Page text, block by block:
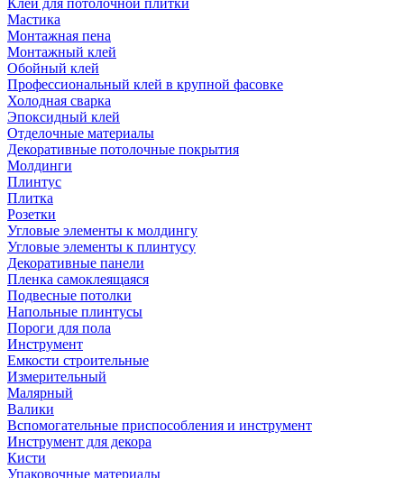
Клей для потолочной плитки
Мастика
Монтажная пена
Монтажный клей
Обойный клей
Профессиональный клей в крупной фасовке
Холодная сварка
Эпоксидный клей
Отделочные материалы
Декоративные потолочные покрытия
Молдинги
Плинтус
Плитка
Розетки
Угловые элементы к молдингу
Угловые элементы к плинтусу
Декоративные панели
Пленка самоклеящаяся
Подвесные потолки
Напольные плинтусы
Пороги для пола
Инструмент
Емкости строительные
Измерительный
Малярный
Валики
Вспомогательные приспособления и инструмент
Инструмент для декора
Кисти
Упаковочные материалы